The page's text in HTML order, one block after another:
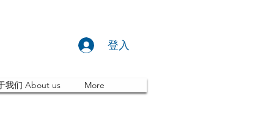
登入
我们 About us More